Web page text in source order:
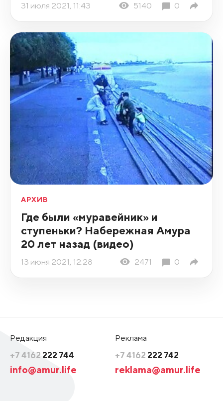
31 июля 2021, 11:43 5140 0
АРХИВ
Где были «муравейник» и
ступеньки? Набережная Амура
20 лет назад (видео)
13 июня 2021, 12:28 2471 0
Редакция
+7 4162 222 744
info@amur.life
Реклама
+7 4162 222 742
reklama@amur.life